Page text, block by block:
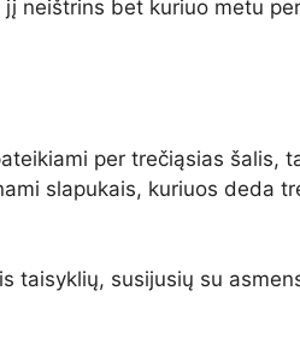
neištrins bet kuriuo metu
per trečiąsias šalis,
slapukais, kuriuos deda
taisyklių, susijusių su